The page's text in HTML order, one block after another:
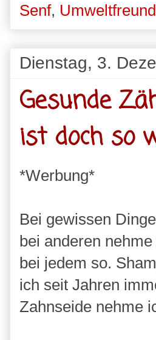
Senf,
Dienstag, 3.
Gesunde
ist doch so
*Werbung*
Bei gewissen
bei anderen
bei jedem so.
ich seit Jahren
Zahnseide nehme